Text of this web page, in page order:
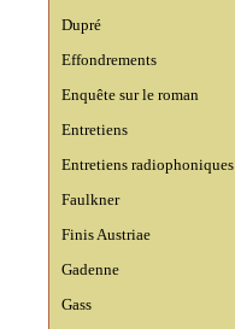
Dupré
Effondrements
Enquête sur le roman
Entretiens
Entretiens radiophoniques
Faulkner
Finis Austriae
Gadenne
Gass